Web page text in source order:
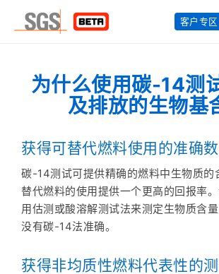
为什么使用碳-14测
及排放的生物基
获得可替代燃料使用的准确
碳-14测试可提供精确的燃料中生物质的
替代燃料的使用提供一个更高的回报率
用估测或酸溶解测试法来测定生物质含
没有碳-14法准确。
获得非均质性燃料代表性的